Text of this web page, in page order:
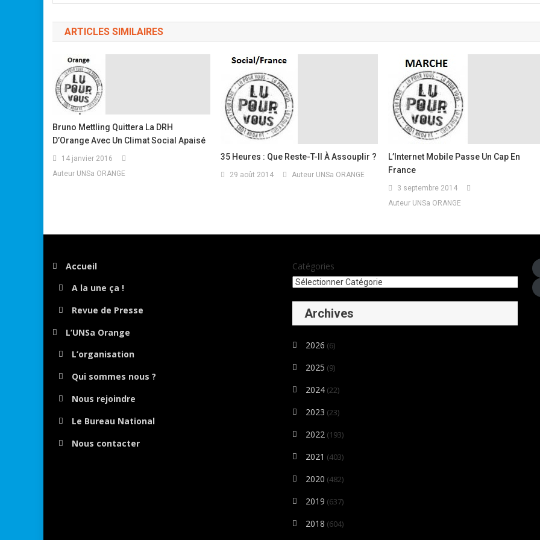
ARTICLES SIMILAIRES
Bruno Mettling Quittera La DRH
D’Orange Avec Un Climat Social Apaisé
14 janvier 2016
Auteur UNSa ORANGE
35 Heures : Que Reste-T-Il À Assouplir ?
29 août 2014 Auteur UNSa ORANGE
L’Internet Mobile Passe Un Cap En
France
3 septembre 2014
Auteur UNSa ORANGE
Accueil
A la une ça !
Revue de Presse
L’UNSa Orange
L’organisation
Qui sommes nous ?
Nous rejoindre
Le Bureau National
Nous contacter
Catégories
Archives
2026 (6)
2025 (9)
2024 (22)
2023 (23)
2022 (193)
2021 (403)
2020 (482)
2019 (637)
2018 (604)